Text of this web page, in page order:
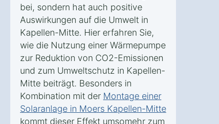
bei, sondern hat auch positive
Auswirkungen auf die Umwelt in
Kapellen-Mitte. Hier erfahren Sie,
wie die Nutzung einer Wärmepumpe
zur Reduktion von CO2-Emissionen
und zum Umweltschutz in Kapellen-
Mitte beiträgt. Besonders in
Kombination mit der Montage einer
Solaranlage in Moers Kapellen-Mitte
kommt dieser Effekt umsomehr zum